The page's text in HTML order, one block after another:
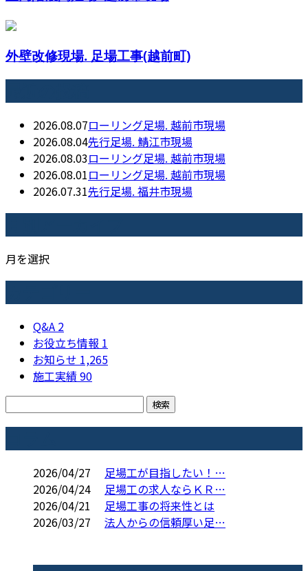
外壁改修現場. 足場工事(越前町)
2026.08.07ローリング足場. 越前市現場
2026.08.04先行足場. 鯖江市現場
2026.08.03ローリング足場. 越前市現場
2026.08.01ローリング足場. 越前市現場
2026.07.31先行足場. 福井市現場
月を選択
Q&A 2
お役立ち情報 1
お知らせ 1,265
施工実績90
2026/04/27
足場工が目指したい！…
2026/04/24
足場工の求人ならＫＲ…
2026/04/21
足場工事の将来性とは
2026/03/27
法人からの信頼厚い足…